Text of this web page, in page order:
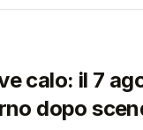
calo: il 7
dopo